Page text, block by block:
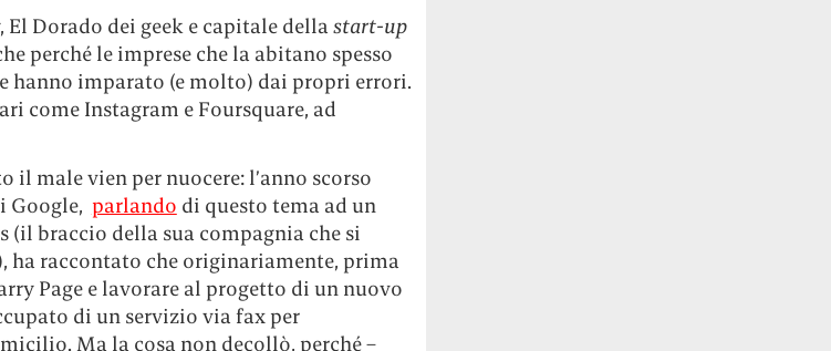
Dorado dei geek e capitale della start-up
perché le imprese che la abitano spesso
hanno imparato (e molto) dai propri errori.
come Instagram e Foursquare, ad
il male vien per nuocere: l’anno scorso
Google, parlando di questo tema ad un
(il braccio della sua compagnia che si
ha raccontato che originariamente, prima
Page e lavorare al progetto di un nuovo
di un servizio via fax per
Ma la cosa non decollò, perché –